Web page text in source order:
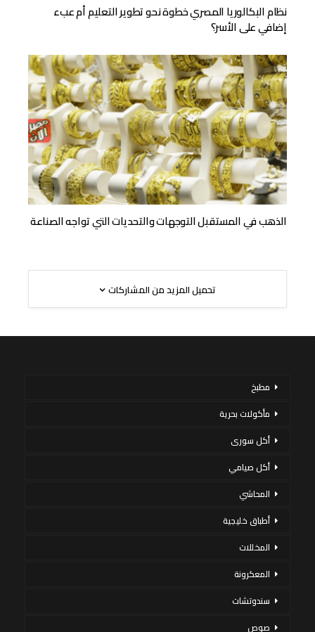
نظام البكالوريا المصري خطوة نحو تطوير التعليم أم عبء
إضافي على الأسر؟
الذهب في المستقبل التوجهات والتحديات التي تواجه الصناعة
تحميل المزيد من المشاركات
مطبخ
مأكولات بحرية
أكل سورى
أكل صيامي
المحاشي
أطباق خليجية
المخللات
المعكرونة
سندوتشات
صوص